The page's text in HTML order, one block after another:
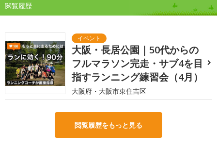
閲覧履歴
大阪・長居公園｜50代からの
フルマラソン完走・サブ4を目
指すランニング練習会（4月）
大阪府・大阪市東住吉区
閲覧履歴をもっと見る